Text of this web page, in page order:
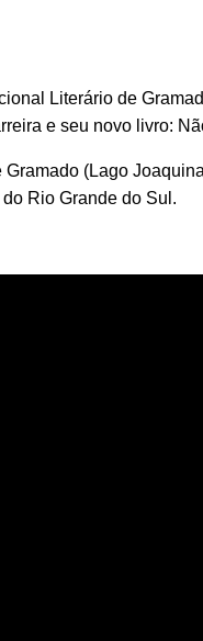
Literário de
e seu novo livro:
(Lago
Rio Grande do Sul.